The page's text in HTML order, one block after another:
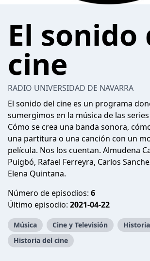
El sonido
cine
RADIO UNIVERSIDAD DE NAVARRA
El sonido del cine es un programa
sumergimos en la música de las
Cómo se crea una banda sonora,
una partitura o una canción con un
película. Nos los cuentan. Almudena
Puigbó, Rafael Ferreyra, Carlos
Elena Quintana.
Número de episodios: 6
Último episodio: 2021-04-22
Música Cine y Televisión
Historia del cine